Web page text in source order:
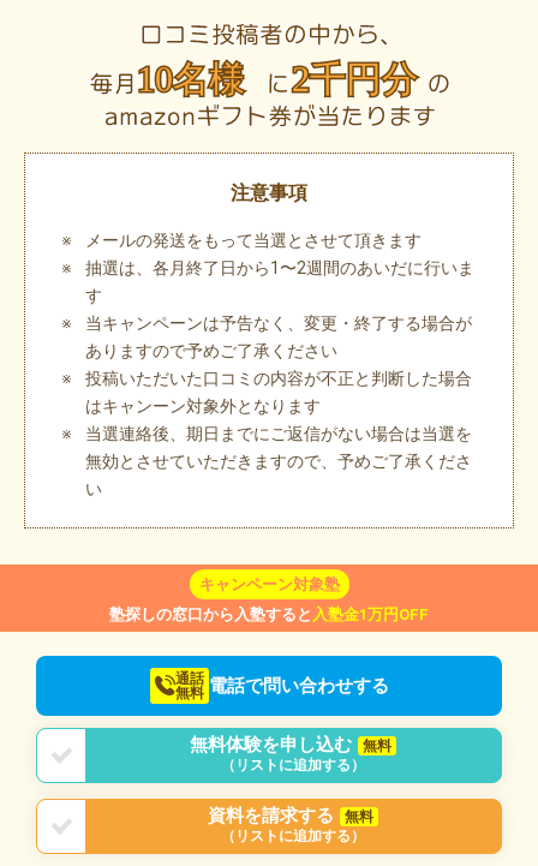
注意事項
メールの発送をもって当選とさせて頂きます
抽選は、各月終了日から1〜2週間のあいだに行いま
す
当キャンペーンは予告なく、変更・終了する場合が
ありますので予めご了承ください
投稿いただいた口コミの内容が不正と判断した場合
はキャンーン対象外となります
当選連絡後、期日までにご返信がない場合は当選を
無効とさせていただきますので、予めご了承くださ
い
キャンペーン対象塾
塾探しの窓口から入塾すると 入塾金1万円OFF
通話
無料 電話で問い合わせする
無料体験を申し込む
無料
（リストに追加する）
資料を請求する
無料
（リストに追加する）